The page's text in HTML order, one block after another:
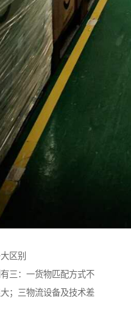
区别
三：一货物匹配方式不
；三物流设备及技术差